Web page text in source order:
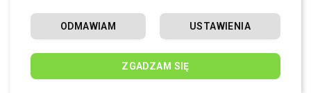
Prezes UODO wskazuje, że
ogólna i niezróżnicowana
retencja danychjest sprzeczna z prawem Unii. Według
utrwalonego orzecznictwa TSUE gromadzenie danych
przez operatorów może być dopuszczalne tylko wtedy,
ZGADZAM SIĘ
USTAWIENIA
ODMAWIAM